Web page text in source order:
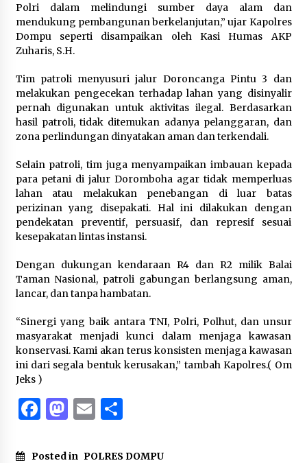
Polri dalam melindungi sumber daya alam dan
mendukung pembangunan berkelanjutan,” ujar Kapolres
Dompu seperti disampaikan oleh Kasi Humas AKP
Zuharis, S.H.
Tim patroli menyusuri jalur Doroncanga Pintu 3 dan
melakukan pengecekan terhadap lahan yang disinyalir
pernah digunakan untuk aktivitas ilegal. Berdasarkan
hasil patroli, tidak ditemukan adanya pelanggaran, dan
zona perlindungan dinyatakan aman dan terkendali.
Selain patroli, tim juga menyampaikan imbauan kepada
para petani di jalur Doromboha agar tidak memperluas
lahan atau melakukan penebangan di luar batas
perizinan yang disepakati. Hal ini dilakukan dengan
pendekatan preventif, persuasif, dan represif sesuai
kesepakatan lintas instansi.
Dengan dukungan kendaraan R4 dan R2 milik Balai
Taman Nasional, patroli gabungan berlangsung aman,
lancar, dan tanpa hambatan.
“Sinergi yang baik antara TNI, Polri, Polhut, dan unsur
masyarakat menjadi kunci dalam menjaga kawasan
konservasi. Kami akan terus konsisten menjaga kawasan
ini dari segala bentuk kerusakan,” tambah Kapolres.( Om
Jeks )
Facebook
Mastodon
EmailShare
Posted in POLRES DOMPU